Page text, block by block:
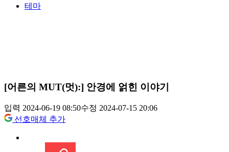
테마
[어른의 MUT(멋):] 안경에 얽힌 이야기
입력 2024-06-19 08:50수정 2024-07-15 20:06
선호매체 추가